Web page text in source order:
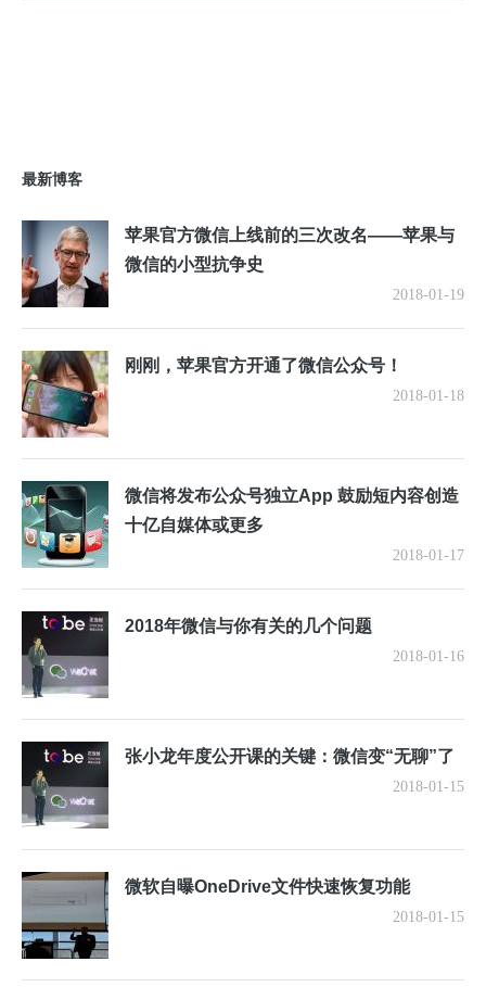
最新博客
苹果官方微信上线前的三次改名——苹果与
微信的小型抗争史
2018-01-19
刚刚，苹果官方开通了微信公众号！
2018-01-18
微信将发布公众号独立App 鼓励短内容创造
十亿自媒体或更多
2018-01-17
2018年微信与你有关的几个问题
2018-01-16
张小龙年度公开课的关键：微信变“无聊”了
2018-01-15
微软自曝OneDrive文件快速恢复功能
2018-01-15